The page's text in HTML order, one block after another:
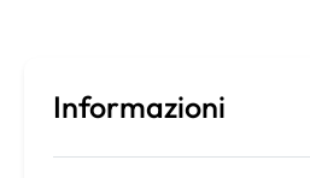
Informazioni